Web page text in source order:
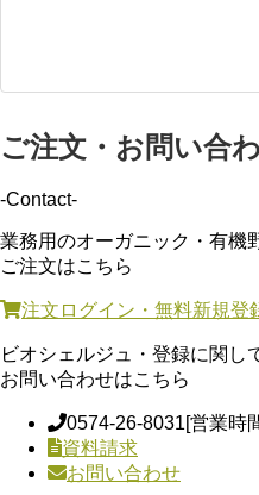
ご注文・お問い合
-Contact-
業務用のオーガニック・有機
ご注文はこちら
注文ログイン・無料新規登
ビオシェルジュ・登録に関し
お問い合わせはこちら
0574-26-8031[営業時
資料請求
お問い合わせ